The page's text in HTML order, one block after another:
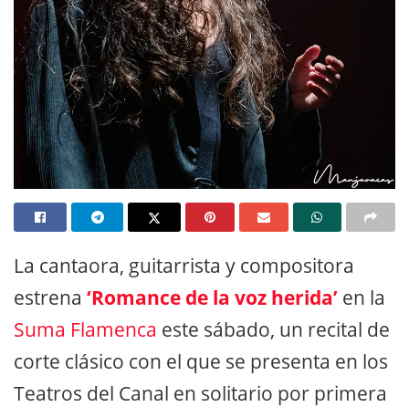
La cantaora, guitarrista y compositora
estrena ‘Romance de la voz herida’ en la
Suma Flamenca este sábado, un recital de
corte clásico con el que se presenta en los
Teatros del Canal en solitario por primera